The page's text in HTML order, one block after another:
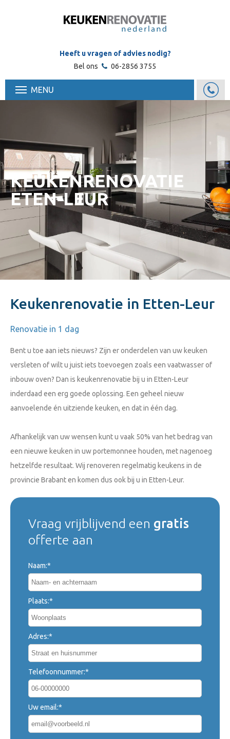
Heeft u vragen of advies nodig?
Bel ons
06-2856 3755
MENU
KEUKENRENOVATIE
ETEN-LEUR
Keukenrenovatie in Etten-Leur
Renovatie in 1 dag
Bent u toe aan iets nieuws? Zijn er onderdelen van uw keuken
versleten of wilt u juist iets toevoegen zoals een vaatwasser of
inbouw oven? Dan is keukenrenovatie bij u in Etten-Leur
inderdaad een erg goede oplossing. Een geheel nieuw
aanvoelende én uitziende keuken, en dat in één dag.
Afhankelijk van uw wensen kunt u vaak 50% van het bedrag van
een nieuwe keuken in uw portemonnee houden, met nagenoeg
hetzelfde resultaat. Wij renoveren regelmatig keukens in de
provincie Brabant en komen dus ook bij u in Etten-Leur.
Vraag vrijblijvend een gratis
offerte aan
Naam:*
Plaats:*
Adres:*
Telefoonnummer:*
Uw email:*